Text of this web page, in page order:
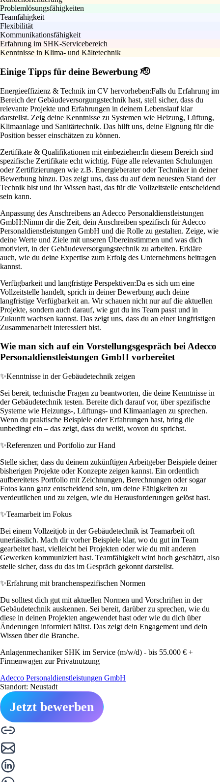
Problemlösungsfähigkeiten
Teamfähigkeit
Flexibilität
Kommunikationsfähigkeit
Erfahrung im SHK-Servicebereich
Kenntnisse in Klima- und Kältetechnik
Einige Tipps für deine Bewerbung 🫡
Energieeffizienz & Technik im CV hervorheben:Falls du Erfahrung im
Bereich der Gebäudeversorgungstechnik hast, stell sicher, dass du
relevante Projekte und Erfahrungen in deinem Lebenslauf klar
darstellst. Zeig deine Kenntnisse zu Systemen wie Heizung, Lüftung,
Klimaanlage und Sanitärtechnik. Das hilft uns, deine Eignung für die
Position besser einschätzen zu können.
Zertifikate & Qualifikationen mit einbeziehen:In diesem Bereich sind
spezifische Zertifikate echt wichtig. Füge alle relevanten Schulungen
oder Zertifizierungen wie z.B. Energieberater oder Techniker in deiner
Bewerbung hinzu. Das zeigt uns, dass du auf dem neuesten Stand der
Technik bist und ihr Wissen hast, das für die Vollzeitstelle entscheidend
sein kann.
Anpassung des Anschreibens an Adecco Personaldienstleistungen
GmbH:Nimm dir die Zeit, dein Anschreiben spezifisch für Adecco
Personaldienstleistungen GmbH und die Rolle zu gestalten. Zeige, wie
deine Werte und Ziele mit unseren Übereinstimmen und was dich
motiviert, in der Gebäudeversorgungstechnik zu arbeiten. Erkläre
auch, wie du deine Expertise zum Erfolg des Unternehmens beitragen
kannst.
Verfügbarkeit und langfristige Perspektiven:Da es sich um eine
Vollzeitstelle handelt, sprich in deiner Bewerbung auch deine
langfristige Verfügbarkeit an. Wir schauen nicht nur auf die aktuellen
Projekte, sondern auch darauf, wie gut du ins Team passt und in
Zukunft wachsen kannst. Das zeigt uns, dass du an einer langfristigen
Zusammenarbeit interessiert bist.
Wie man sich auf ein Vorstellungsgespräch bei Adecco
Personaldienstleistungen GmbH vorbereitet
✨Kenntnisse in der Gebäudetechnik zeigen
Sei bereit, technische Fragen zu beantworten, die deine Kenntnisse in
der Gebäudetechnik testen. Bereite dich darauf vor, über spezifische
Systeme wie Heizungs-, Lüftungs- und Klimaanlagen zu sprechen.
Wenn du praktische Beispiele oder Erfahrungen hast, bring die
unbedingt ein – das zeigt, dass du weißt, wovon du sprichst.
✨Referenzen und Portfolio zur Hand
Stelle sicher, dass du deinem zukünftigen Arbeitgeber Beispiele deiner
bisherigen Projekte oder Konzepte zeigen kannst. Ein ordentlich
aufbereitetes Portfolio mit Zeichnungen, Berechnungen oder sogar
Fotos kann ganz entscheidend sein, um deine Fähigkeiten zu
verdeutlichen und zu zeigen, wie du Herausforderungen gelöst hast.
✨Teamarbeit im Fokus
Bei einem Vollzeitjob in der Gebäudetechnik ist Teamarbeit oft
unerlässlich. Mach dir vorher Beispiele klar, wo du gut im Team
gearbeitet hast, vielleicht bei Projekten oder wie du mit anderen
Gewerken kommuniziert hast. Teamfähigkeit wird hoch geschätzt, also
stelle sicher, dass du das im Gespräch gekonnt darstellst.
✨Erfahrung mit branchenspezifischen Normen
Du solltest dich gut mit aktuellen Normen und Vorschriften in der
Gebäudetechnik auskennen. Sei bereit, darüber zu sprechen, wie du
diese in deinen Projekten angewendet hast oder wie du dich über
Änderungen informiert hältst. Das zeigt dein Engagement und dein
Wissen über die Branche.
Anlagenmechaniker SHK im Service (m/w/d) - bis 55.000 € +
Firmenwagen zur Privatnutzung
Adecco Personaldienstleistungen GmbH
Standort: Neustadt
Jetzt bewerben